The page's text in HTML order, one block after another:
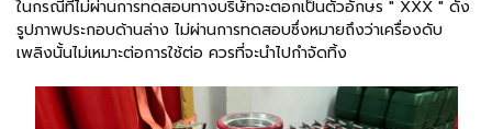
ในกรณีที่ไม่ผ่านการทดสอบทางบริษัทจะตอกเป็นตัวอักษร " XXX " ดัง
รูปภาพประกอบด้านล่าง ไม่ผ่านการทดสอบซึ่งหมายถึงว่าเครื่องดับ
เพลิงนั้นไม่เหมาะต่อการใช้ต่อ ควรที่จะนำไปกำจัดทิ้ง